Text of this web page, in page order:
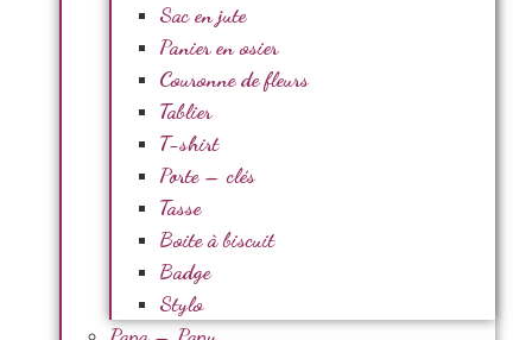
Sac en jute
Panier en osier
Couronne de fleurs
Tablier
T-shirt
Porte – clés
Tasse
Boite à biscuit
Badge
Stylo